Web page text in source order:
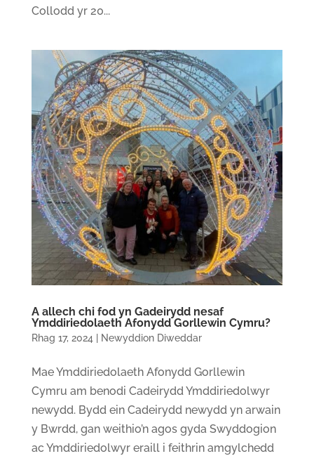
Collodd yr 20...
A allech chi fod yn Gadeirydd nesaf
Ymddiriedolaeth Afonydd Gorllewin Cymru?
Rhag 17, 2024| Newyddion Diweddar
Mae Ymddiriedolaeth Afonydd Gorllewin
Cymru am benodi Cadeirydd Ymddiriedolwyr
newydd. Bydd ein Cadeirydd newydd yn arwain
y Bwrdd, gan weithio’n agos gyda Swyddogion
ac Ymddiriedolwyr eraill i feithrin amgylchedd